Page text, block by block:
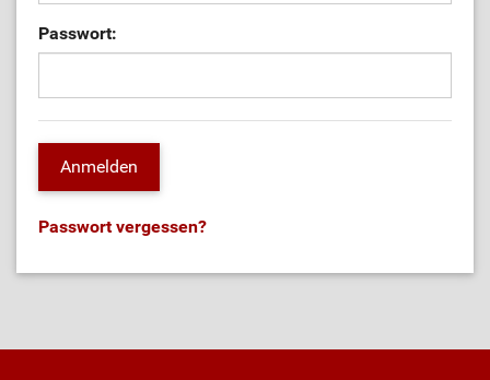
Passwort:
Passwort vergessen?